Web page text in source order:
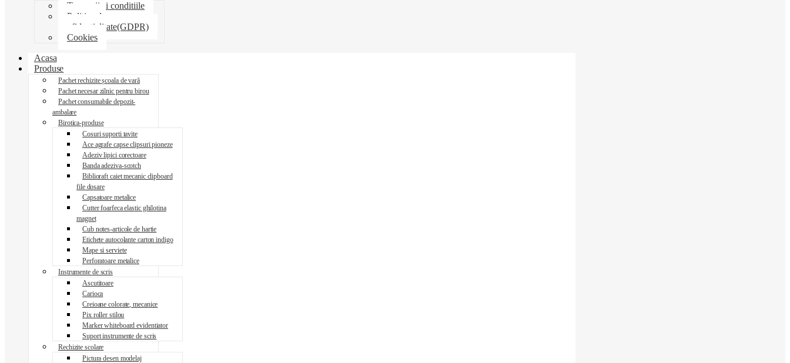
Termenii si conditiile
Politica de
confidentialitate(GDPR)
Cookies
Acasa
Produse
Pachet rechizite școala de vară
Pachet necesar zilnic pentru birou
Pachet consumabile depozit-
ambalare
Birotica-produse
Cosuri suporti tavite
Ace agrafe capse clipsuri pioneze
Adeziv lipici corectoare
Banda adeziva-scotch
Biblioraft caiet mecanic clipboard
file dosare
Capsatoare metalice
Cutter foarfeca elastic ghilotina
magnet
Cub notes-articole de hartie
Etichete autocolante carton indigo
Mape si serviete
Perforatoare metalice
Instrumente de scris
Ascutitoare
Carioca
Creioane colorate, mecanice
Pix roller stilou
Marker whiteboard evidentiator
Suport instrumente de scris
Rechizite scolare
Pictura desen modelaj